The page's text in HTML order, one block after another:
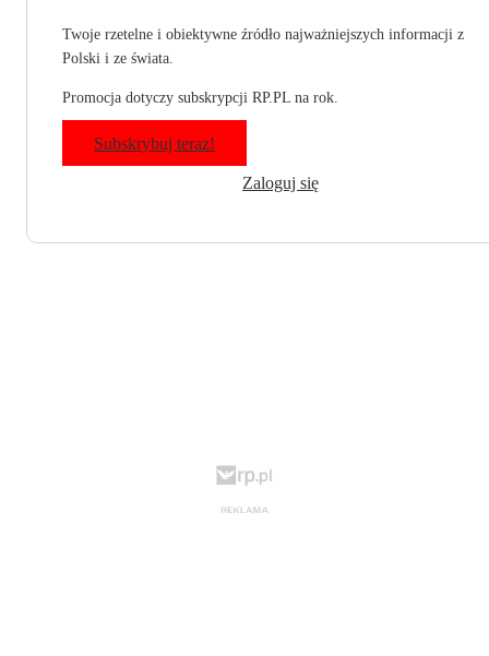
Twoje rzetelne i obiektywne źródło najważniejszych informacji z
Polski i ze świata.
Promocja dotyczy subskrypcji RP.PL na rok.
Subskrybuj teraz!
Zaloguj się